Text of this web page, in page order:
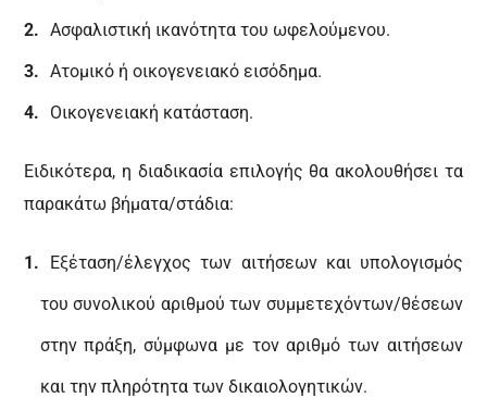
Ασφαλιστική ικανότητα του ωφελούμενου.
Ατομικό ή οικογενειακό εισόδημα.
Οικογενειακή κατάσταση.
Ειδικότερα, η διαδικασία επιλογής θα ακολουθήσει τα
παρακάτω βήματα/στάδια:
Εξέταση/έλεγχος των αιτήσεων και υπολογισμός
του συνολικού αριθμού των συμμετεχόντων/θέσεων
στην πράξη, σύμφωνα με τον αριθμό των αιτήσεων
και την πληρότητα των δικαιολογητικών.